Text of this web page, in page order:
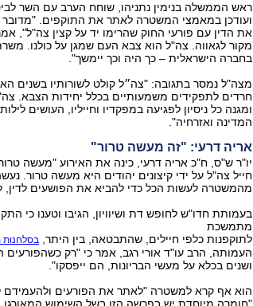
ראש הממשלה בנימין נתניהו, שוחח הערב עם השר
ועודכן במאמצי המשטרה לאתר את התוקפים. "מדובר
את הדין עם פורעי החוק שהרימו יד על קצין צה"ל",
מקור לגאווה. צה"ל הוא צבא העם שמגן על כולנו.
בחברה הישראלית – כך היה וכך יימשך".
מצה"ל נמסר בתגובה: "צה״ל קולט לשורותיו בשנים
חרדים לתפקידים משמעותיים בכלל יחידות הצבא.
ומגנה כל ניסיון לפגיעה במפקדיו וחייליו, העושים
המדינה ואזרחיה".
אריה דרעי: "זה מעשה טרור"
יו"ר ש"ס, ח"כ אריה דרעי, כינה את האירוע "מעשה
חייל צה"ל על ידי קיצונים יהודים היא מעשה טרור.
מהמשטרה לעשות הכל כדי להביא את הפושעים לדין,
בעמותת חדו"ש לחופש דת ושיוויון, הגיבו וטענו כי
מתמשכת
לתוקפנות כלפי חיילים, שהתבטאה, בין היתר, בסלחנות
העמותה, הרב עו"ד אורי רגב, אמר כי "רק כשהפורעים
ושנים בכלא על מעשי הבריונות, הם ייפסקו".
הוא אף קרא למשטרה "לאתר את הפורעים ולהעמידם